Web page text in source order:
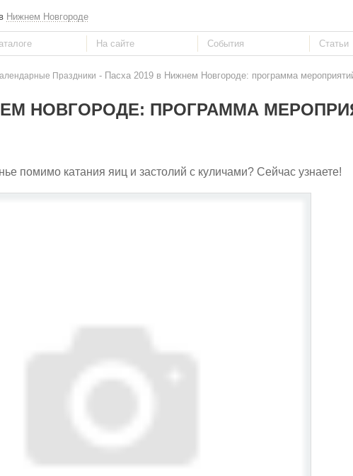
Нижнем Новгороде
Праздники - Пасха 2019 в Нижнем Новгороде: программа
НОВГОРОДЕ: ПРОГРАММА
помимо катания яиц и застолий с куличами? Сейчас узнаете!